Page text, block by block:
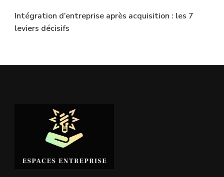
Intégration d’entreprise après acquisition : les 7
leviers décisifs